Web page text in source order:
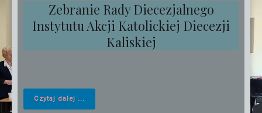
Zebranie Rady Diecezjalnego
Instytutu Akcji Katolickiej Diecezji
Kaliskiej
Czytaj dalej ...